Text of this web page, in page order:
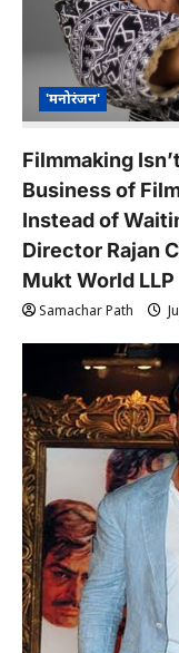
'मनोरंजन'
Filmmaking
Business of
Instead of
Director Rajan
Mukt World LLP
Samachar Path